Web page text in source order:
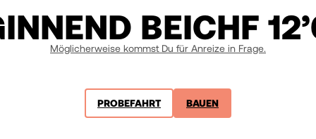
BEICHF
Möglicherweise kommst Du für Anreize in Frage.
PROBEFAHRT BAUEN